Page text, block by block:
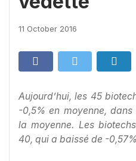
11 October 2016
Aujourd’hui, les 45
-0,5% en moyenne,
la moyenne. Les
40, qui a baissé de -